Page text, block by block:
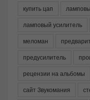
купить цап
ламповый усилитель
меломан
предусилитель
рецензии на альбомы
сайт Звукомания